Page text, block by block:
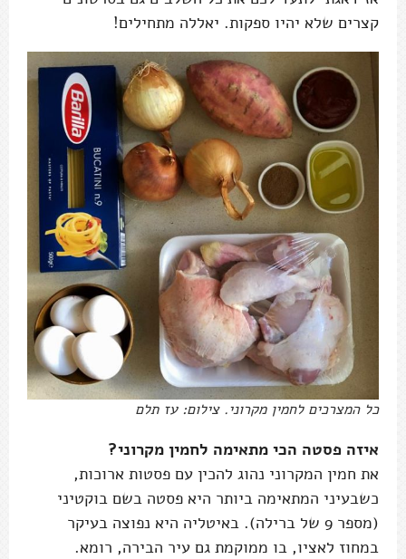
קצרים שלא יהיו ספקות. יאללה מתחילים!
כל המצרכים לחמין מקרוני. צילום: עז תלם
איזה פסטה הכי מתאימה לחמין מקרוני?
את חמין המקרוני נהוג להכין עם פסטות ארוכות,
כשבעיני המתאימה ביותר היא פסטה בשם בוקטיני
(מספר 9 של ברילה). באיטליה היא נפוצה בעיקר
במחוז לאציו, בו ממוקמת גם עיר הבירה, רומא.